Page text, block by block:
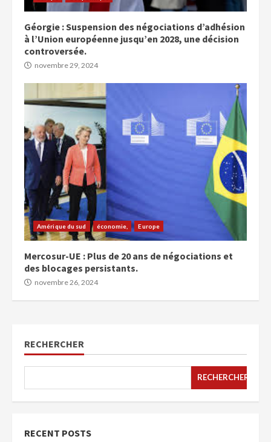
Géorgie : Suspension des négociations d’adhésion
à l’Union européenne jusqu’en 2028, une décision
controversée.
novembre 29, 2024
Amérique du sud économie, Europe
Mercosur-UE : Plus de 20 ans de négociations et
des blocages persistants.
novembre 26, 2024
RECHERCHER
RECHERCHER
RECENT POSTS